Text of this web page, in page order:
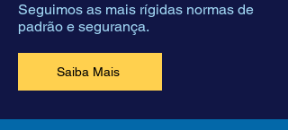
Seguimos as mais rígidas normas de
padrão e segurança.
Saiba Mais